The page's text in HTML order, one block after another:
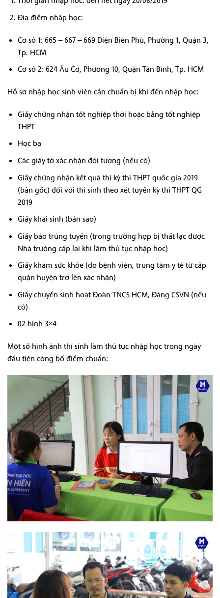
Địa điểm nhập học:
Cơ sở 1: 665 – 667 – 669 Điện Biên Phủ, Phường 1, Quận 3,
Tp. HCM
Cơ sở 2: 624 Âu Cơ, Phường 10, Quận Tân Bình, Tp. HCM
Hồ sơ nhập học sinh viên cần chuẩn bị khi đến nhập học:
Giấy chứng nhận tốt nghiệp thời hoặc bằng tốt nghiệp
THPT
Học bạ
Các giấy tờ xác nhận đối tượng (nếu có)
Giấy chứng nhận kết quả thi kỳ thi THPT quốc gia 2019
(bản gốc) đối với thi sinh theo xét tuyển kỳ thi THPT QG
2019
Giấy khai sinh (bản sao)
Giấy báo trúng tuyển (trong trường hợp bị thất lạc được
Nhà trường cấp lại khi làm thủ tục nhập học)
Giấy khám sức khỏe (do bệnh viện, trung tâm y tế từ cấp
quận huyện trở lên xác nhận)
Giấy chuyển sinh hoạt Đoàn TNCS HCM, Đảng CSVN (nếu
có)
02 hình 3×4
Một số hình ảnh thí sinh làm thủ tục nhập học trong ngày
đầu tiên công bố điểm chuẩn: